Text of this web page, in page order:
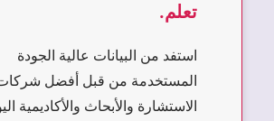
تعلم.
استفد من البيانات عالية الجودة
المستخدمة من قبل أفضل
الاستشارة والأبحاث والأكاديمية